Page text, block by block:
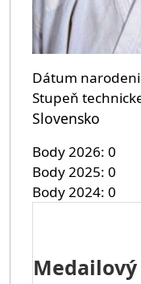
Dátum
Stupeň
Slovensko
Body 2026 0
Body 2025 0
Body 2024 0